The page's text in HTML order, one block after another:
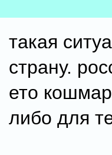
такая
страну.
ето
либо для